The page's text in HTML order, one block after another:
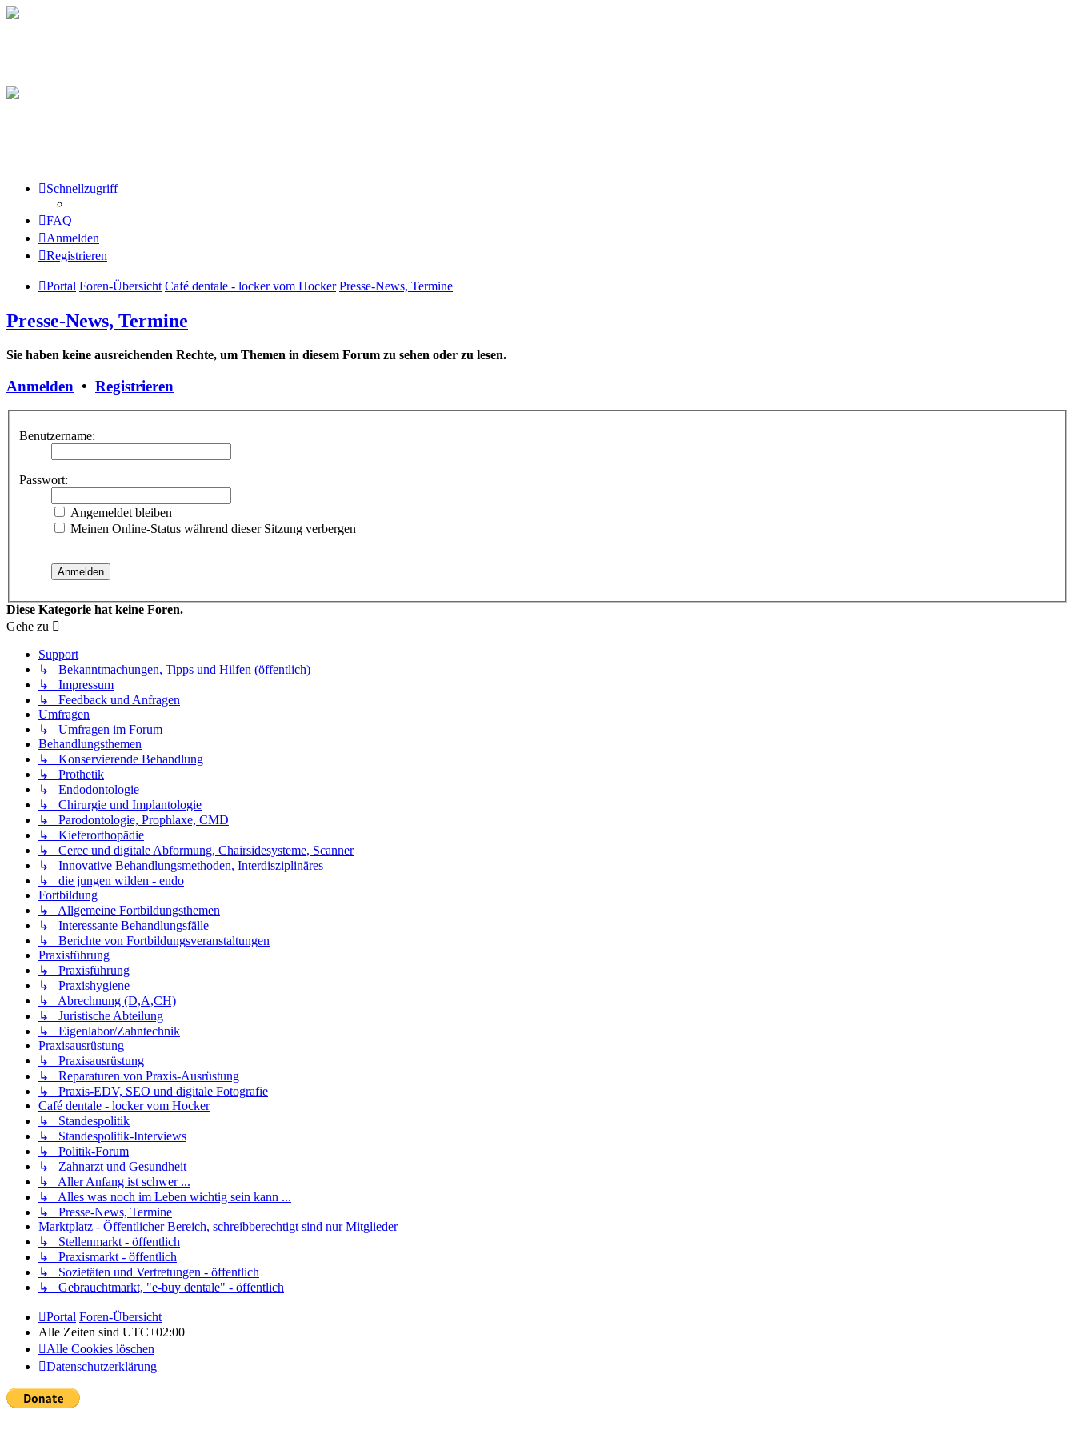
Schnellzugriff
FAQ
Anmelden
Registrieren
Portal Foren-Übersicht Café dentale - locker vom Hocker Presse-News, Termine
Presse-News, Termine
Sie haben keine ausreichenden Rechte, um Themen in diesem Forum zu sehen oder zu lesen.
Anmelden • Registrieren
Benutzername:
Passwort:
Angemeldet bleiben
Meinen Online-Status während dieser Sitzung verbergen
Diese Kategorie hat keine Foren.
Gehe zu
Support
↳ Bekanntmachungen, Tipps und Hilfen (öffentlich)
↳ Impressum
↳ Feedback und Anfragen
Umfragen
↳ Umfragen im Forum
Behandlungsthemen
↳ Konservierende Behandlung
↳ Prothetik
↳ Endodontologie
↳ Chirurgie und Implantologie
↳ Parodontologie, Prophlaxe, CMD
↳ Kieferorthopädie
↳ Cerec und digitale Abformung, Chairsidesysteme, Scanner
↳ Innovative Behandlungsmethoden, Interdisziplinäres
↳ die jungen wilden - endo
Fortbildung
↳ Allgemeine Fortbildungsthemen
↳ Interessante Behandlungsfälle
↳ Berichte von Fortbildungsveranstaltungen
Praxisführung
↳ Praxisführung
↳ Praxishygiene
↳ Abrechnung (D,A,CH)
↳ Juristische Abteilung
↳ Eigenlabor/Zahntechnik
Praxisausrüstung
↳ Praxisausrüstung
↳ Reparaturen von Praxis-Ausrüstung
↳ Praxis-EDV, SEO und digitale Fotografie
Café dentale - locker vom Hocker
↳ Standespolitik
↳ Standespolitik-Interviews
↳ Politik-Forum
↳ Zahnarzt und Gesundheit
↳ Aller Anfang ist schwer ...
↳ Alles was noch im Leben wichtig sein kann ...
↳ Presse-News, Termine
Marktplatz - Öffentlicher Bereich, schreibberechtigt sind nur Mitglieder
↳ Stellenmarkt - öffentlich
↳ Praxismarkt - öffentlich
↳ Sozietäten und Vertretungen - öffentlich
↳ Gebrauchtmarkt, "e-buy dentale" - öffentlich
Portal Foren-Übersicht
Alle Zeiten sind UTC+02:00
Alle Cookies löschen
Datenschutzerklärung